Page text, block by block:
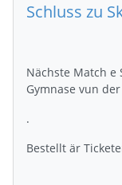
Nächste Match e
Gymnase vun
.
Bestellt är